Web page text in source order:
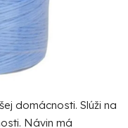
domácnosti. Slúži na
Návin má